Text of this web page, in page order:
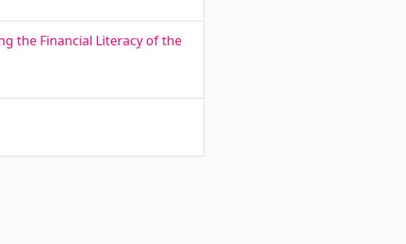
the Financial Literacy of the